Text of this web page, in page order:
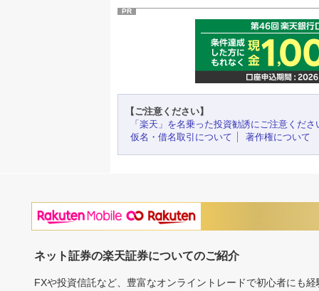
PR
【ご注意ください】
「楽天」を名乗った投資勧誘にご注意くださ
仮名・借名取引について
著作権について
ネット証券の楽天証券についてのご紹介
FXや投資信託など、豊富なオンライントレードで初心者にも